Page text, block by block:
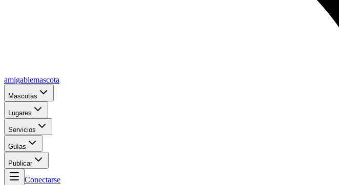
amigablemascota
Mascotas
Lugares
Servicios
Guías
Publicar
Conectarse